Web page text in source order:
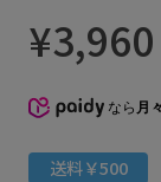
¥3,960
なら 月
送料￥500